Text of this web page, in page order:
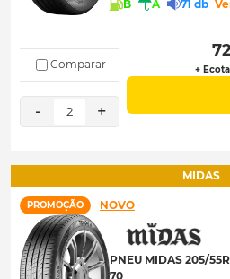
B A 71 db
Comparar
- 2 +
+
MIDAS
PROMOÇÃO NOVO
PNEU MIDAS 205/
70